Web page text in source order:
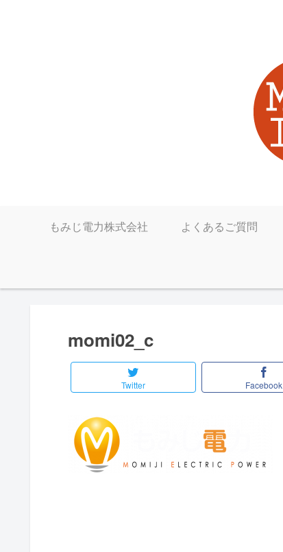
もみじ電力株式会社 よくあるご質問
momi02_c
Twitter Facebook